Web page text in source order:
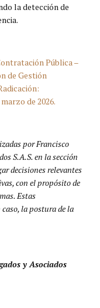
la detección de
Pública –
de Gestión
marzo de 2026.
por Francisco
S.A.S. en la sección
decisiones relevantes
con el propósito de
Estas
la postura de la
y Asociados